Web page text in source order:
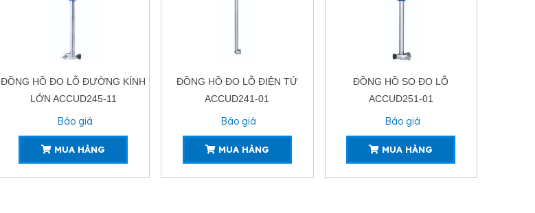
ĐỒNG HỒ ĐO LỖ ĐƯỜNG KÍNH
LỚN ACCUD245-11
Báo giá
MUA HÀNG
ĐỒNG HỒ ĐO LỖ ĐIỆN TỬ
ACCUD241-01
Báo giá
MUA HÀNG
ĐỒNG HỒ SO ĐO LỖ
ACCUD251-01
Báo giá
MUA HÀNG